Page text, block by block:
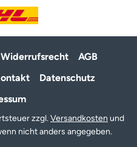
Widerrufsrecht
AGB
Datenschutz
zzgl. Versandkosten und
nicht anders angegeben.